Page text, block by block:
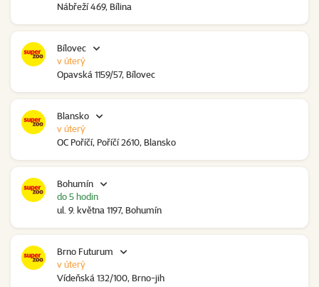
Nábřeží 469, Bílina
Bílovec
Opavská 1159/57, Bílovec
v úterý
Blansko
OC Poříčí, Poříčí 2610, Blansko
v úterý
Bohumín
ul. 9. května 1197, Bohumín
do 5 hodin
Brno Futurum
Vídeňská 132/100, Brno-jih
v úterý